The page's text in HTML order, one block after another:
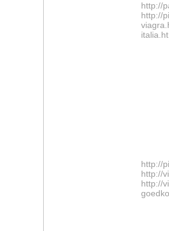
http://
http://
http://
http://
http://